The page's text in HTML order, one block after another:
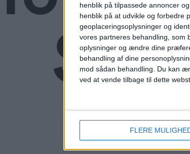
henblik på tilpassede annoncer
henblik på at udvikle og forbedre
geoplaceringsoplysninger og
vores partneres behandling, som
oplysninger og ændre dine
behandling af dine
mod sådan behandling.
Du kan
ved at vende tilbage til dette
FLERE
SEK
149